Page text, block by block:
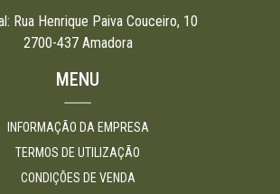
Rua Henrique Paiva Couceiro, 10
2700-437 Amadora
MENU
INFORMAÇÃO DA EMPRESA
TERMOS DE UTILIZAÇÃO
CONDIÇÕES DE VENDA